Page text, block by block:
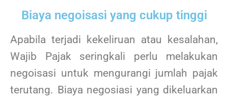
Biaya negoisasi yang cukup tinggi
Apabila terjadi kekeliruan atau kesalahan,
Wajib Pajak seringkali perlu melakukan
negoisasi untuk mengurangi jumlah pajak
terutang. Biaya negosiasi yang dikeluarkan